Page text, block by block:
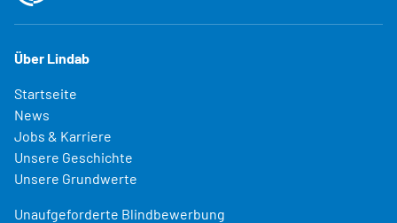
Über Lindab
Startseite
News
Jobs & Karriere
Unsere Geschichte
Unsere Grundwerte
Unaufgeforderte Blindbewerbung